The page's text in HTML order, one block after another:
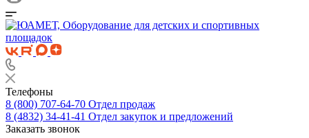
Телефоны
8 (800) 707-64-70 Отдел продаж
8 (4832) 34-41-41 Отдел закупок и предложений
Заказать звонок